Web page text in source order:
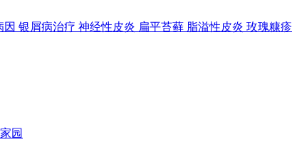
因 银屑病治疗 神经性皮炎 扁平苔藓 脂溢性皮炎 玫瑰糠疹
园